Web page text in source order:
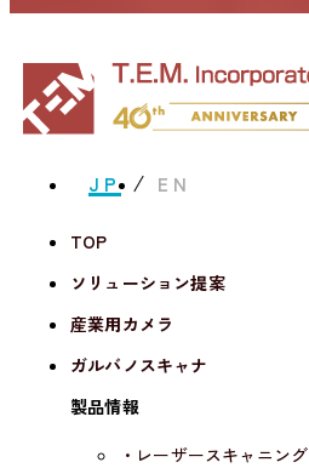
JP EN
TOP
ソリューション提案
産業用カメラ
ガルバノスキャナ
製品情報
・レーザースキャニング